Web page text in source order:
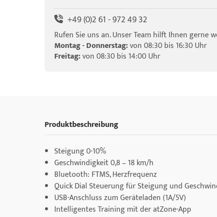
+49 (0)2 61 - 972 49 32
Rufen Sie uns an. Unser Team hilft Ihnen gerne
Montag - Donnerstag:von 08:30 bis 16:30 Uhr
Freitag:von 08:30 bis 14:00 Uhr
Produktbeschreibung
Steigung 0-10%​
Geschwindigkeit 0,8 – 18 km/h​
Bluetooth: FTMS, Herzfrequenz​
Quick Dial Steuerung für Steigung und
USB-Anschluss zum Geräteladen (1A/5V)​
Intelligentes Training mit der atZone-App